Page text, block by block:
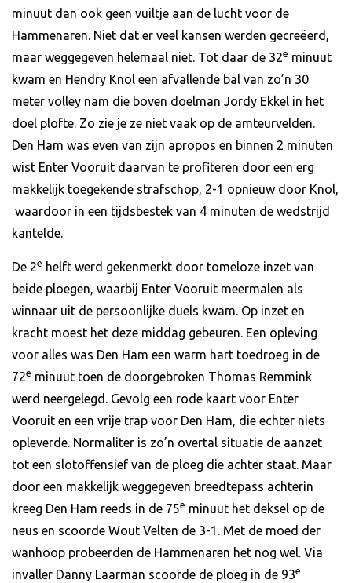
minuut dan ook geen vuiltje aan de lucht voor de
Hammenaren. Niet dat er veel kansen werden gecreëerd,
maar weggegeven helemaal niet. Tot daar de 32e minuut
kwam en Hendry Knol een afvallende bal van zo’n 30
meter volley nam die boven doelman Jordy Ekkel in het
doel plofte. Zo zie je ze niet vaak op de amteurvelden.
Den Ham was even van zijn apropos en binnen 2 minuten
wist Enter Vooruit daarvan te profiteren door een erg
makkelijk toegekende strafschop, 2-1 opnieuw door Knol,
waardoor in een tijdsbestek van 4 minuten de wedstrijd
kantelde.
De 2e helft werd gekenmerkt door tomeloze inzet van
beide ploegen, waarbij Enter Vooruit meermalen als
winnaar uit de persoonlijke duels kwam. Op inzet en
kracht moest het deze middag gebeuren. Een opleving
voor alles was Den Ham een warm hart toedroeg in de
72e minuut toen de doorgebroken Thomas Remmink
werd neergelegd. Gevolg een rode kaart voor Enter
Vooruit en een vrije trap voor Den Ham, die echter niets
opleverde. Normaliter is zo’n overtal situatie de aanzet
tot een slotoffensief van de ploeg die achter staat. Maar
door een makkelijk weggegeven breedtepass achterin
kreeg Den Ham reeds in de 75e minuut het deksel op de
neus en scoorde Wout Velten de 3-1. Met de moed der
wanhoop probeerden de Hammenaren het nog wel. Via
invaller Danny Laarman scoorde de ploeg in de 93e